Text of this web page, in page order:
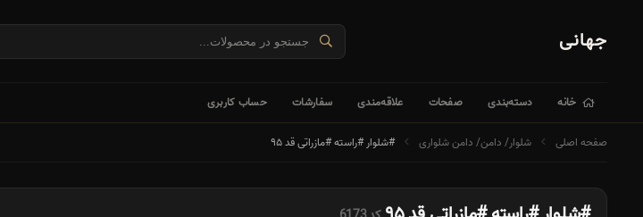
جهانی
خانه دسته‌بندی صفحات علاقه‌مندی سفارشات حساب کاربری
صفحه اصلی شلوار/ دامن/ دامن شلواری #شلوار #راسته #مازراتی قد ۹۵